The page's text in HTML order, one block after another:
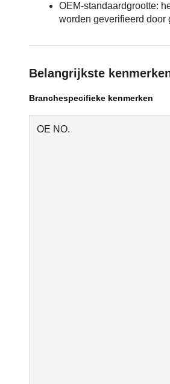
OEM-standaardgrootte:
worden geverifieerd door
Belangrijkste
Branchespecifieke kenmerken
OE NO.